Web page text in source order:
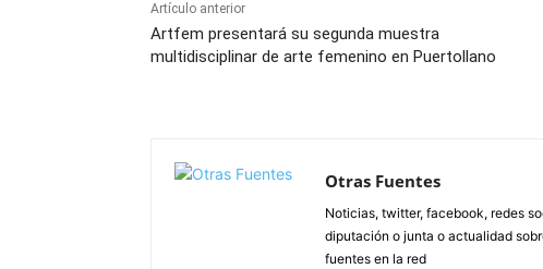
Artículo anterior
Artfem presentará su segunda muestra
multidisciplinar de arte femenino en Puertollano
Otras Fuentes
Noticias, twitter, facebook, redes
diputación o junta o actualidad
fuentes en la red